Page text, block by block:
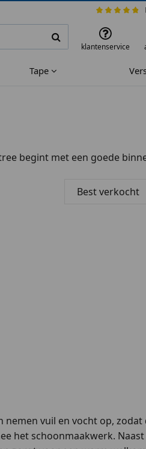
klantenservice
Tape
begint met een goede
in diverse stijlen en maten,
Best verkocht
vuil en vocht op,
het schoonmaakwerk.